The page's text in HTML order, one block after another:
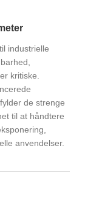
industrielle
kritiske.
de strenge
til at håndtere
anvendelser.